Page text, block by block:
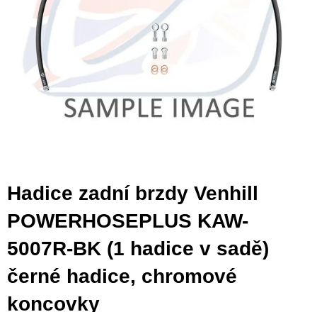
Hadice zadní brzdy Venhill
POWERHOSEPLUS KAW-
5007R-BK (1 hadice v sadě)
černé hadice, chromové
koncovky